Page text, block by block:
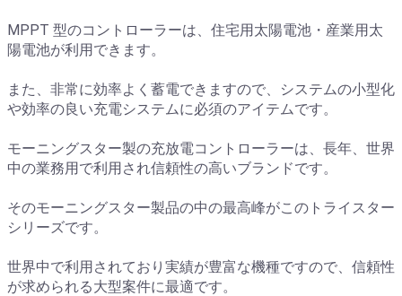
MPPT 型のコントローラーは、住宅用太陽電池・産業用太
陽電池が利用できます。
また、非常に効率よく蓄電できますので、システムの小型化
や効率の良い充電システムに必須のアイテムです。
モーニングスター製の充放電コントローラーは、長年、世界
中の業務用で利用され信頼性の高いブランドです。
そのモーニングスター製品の中の最高峰がこのトライスター
シリーズです。
世界中で利用されており実績が豊富な機種ですので、信頼性
が求められる大型案件に最適です。